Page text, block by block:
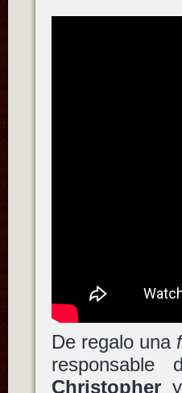
De regalo una
Christopher